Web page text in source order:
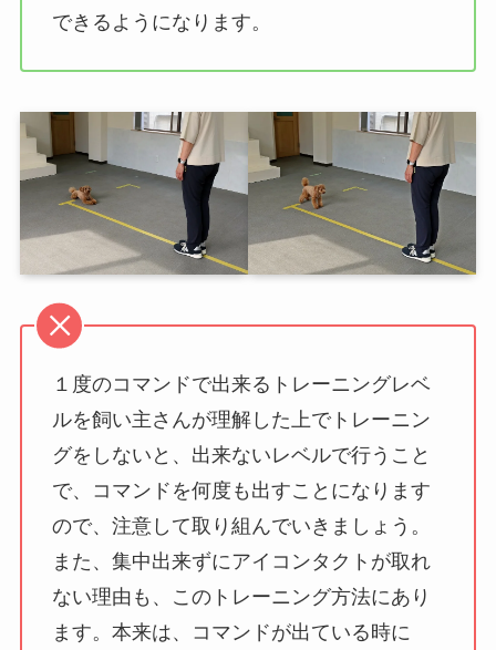
できるようになります。
１度のコマンドで出来るトレーニングレベ
ルを飼い主さんが理解した上でトレーニン
グをしないと、出来ないレベルで行うこと
で、コマンドを何度も出すことになります
ので、注意して取り組んでいきましょう。
また、集中出来ずにアイコンタクトが取れ
ない理由も、このトレーニング方法にあり
ます。本来は、コマンドが出ている時に